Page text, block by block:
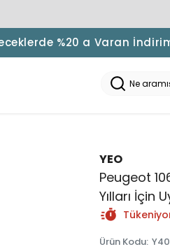
%20 a Varan
YEO
Peugeot
Yılları İçin
Ürün Kodu: